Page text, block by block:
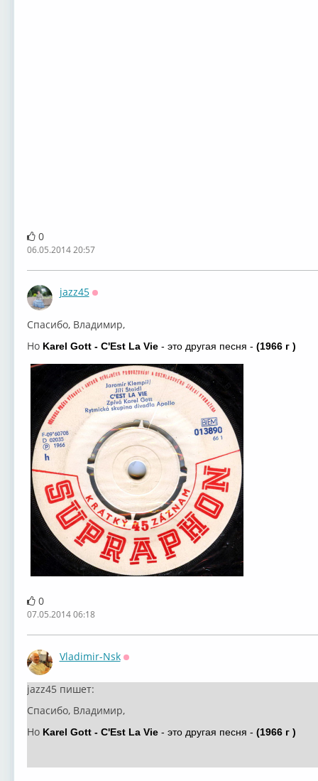
0
06.05.2014 20:57
jazz45
Спасибо, Владимир,
Но Karel Gott - C'Est La Vie - это другая песня - (1966 г )
0
07.05.2014 06:18
Vladimir-Nsk
jazz45 пишет:
Спасибо, Владимир,
Но Karel Gott - C'Est La Vie - это другая песня - (1966 г )